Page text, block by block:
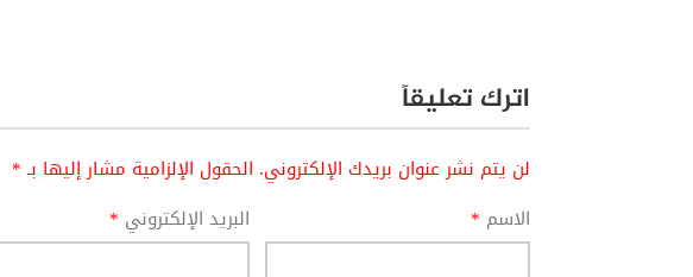
اترك تعليقاً
لن يتم نشر عنوان بريدك الإلكتروني. الحقول الإلزامية مشار إليها بـ*
الاسم * البريد الإلكتروني *